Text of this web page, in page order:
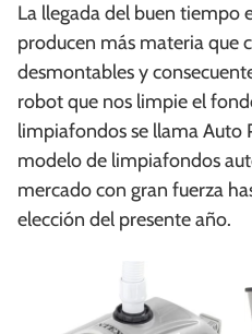
La llegada del buen tiempo
producen más materia que
desmontables y
robot que nos limpie el
limpiafondos se llama Auto
modelo de limpiafondos
mercado con gran fuerza
elección del presente año.